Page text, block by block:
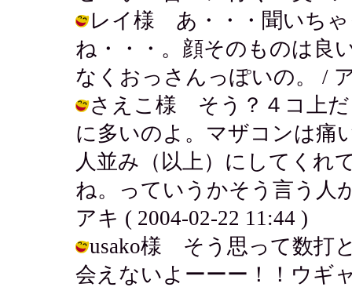
レイ様 あ・・・聞いちゃ
ね・・・。顔そのものは良
なくおっさんっぽいの。 /
さえこ様 そう？４コ上だ
に多いのよ。マザコンは痛
人並み（以上）にしてくれ
ね。っていうかそう言う人
アキ ( 2004-02-22 11:44 )
usako様 そう思って数打
会えないよーーー！！ウギ